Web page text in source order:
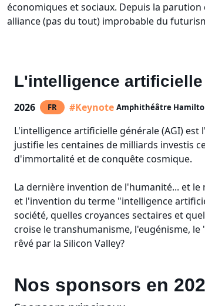
économiques et sociaux. Depuis la
alliance (pas du tout) improbable du
L'intelligence
2026 FR #Keynote Amphithéâtre
L'intelligence artificielle générale (AGI)
justifie les centaines de milliards investis
d'immortalité et de conquête cosmique.
La dernière invention de l'humanité... et
et l'invention du terme "intelligence
société, quelles croyances sectaires et
croise le transhumanisme, l'eugénisme,
rêvé par la Silicon Valley?
Nos sponsors en